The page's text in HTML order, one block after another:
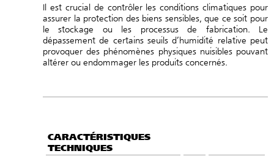
Il est crucial de contrôler les conditions climatiques pour
assurer la protection des biens sensibles, que ce soit pour
le stockage ou les processus de fabrication. Le
dépassement de certains seuils d’humidité relative peut
provoquer des phénomènes physiques nuisibles pouvant
altérer ou endommager les produits concernés.
CARACTÉRISTIQUES
TECHNIQUES